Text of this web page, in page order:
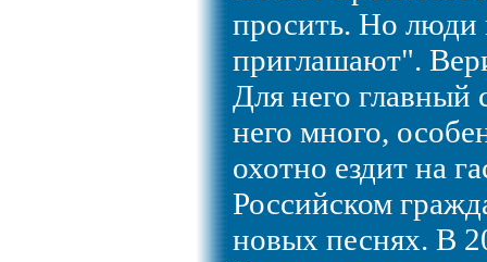
просить. Но люди
приглашают".
Для него главный
него много,
охотно ездит на
Российском
новых песнях. В